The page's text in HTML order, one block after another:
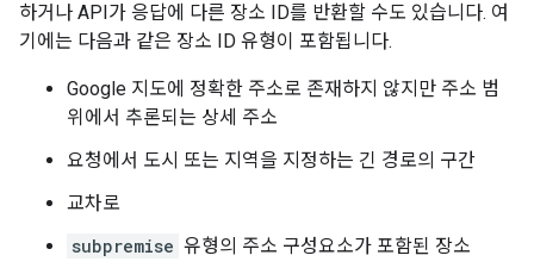
하거나 API가 응답에 다른 장소 ID를 반환할 수도 있습니다. 여
기에는 다음과 같은 장소 ID 유형이 포함됩니다.
Google 지도에 정확한 주소로 존재하지 않지만 주소 범
위에서 추론되는 상세 주소
요청에서 도시 또는 지역을 지정하는 긴 경로의 구간
교차로
subpremise 유형의 주소 구성요소가 포함된 장소